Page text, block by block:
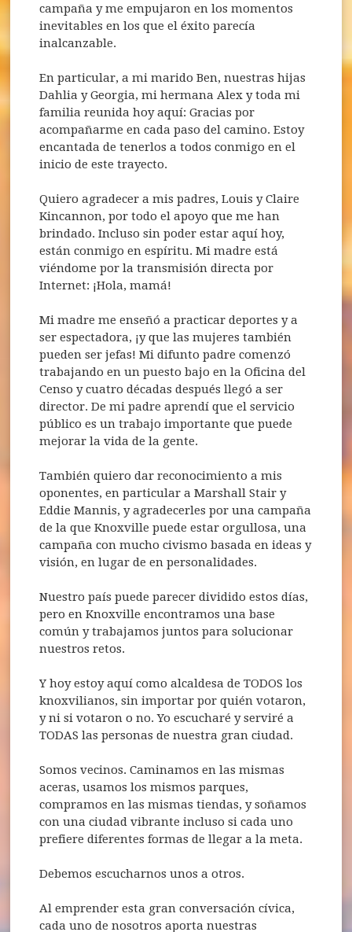
campaña y me empujaron en los momentos
inevitables en los que el éxito parecía
inalcanzable.
En particular, a mi marido Ben, nuestras hijas
Dahlia y Georgia, mi hermana Alex y toda mi
familia reunida hoy aquí: Gracias por
acompañarme en cada paso del camino. Estoy
encantada de tenerlos a todos conmigo en el
inicio de este trayecto.
Quiero agradecer a mis padres, Louis y Claire
Kincannon, por todo el apoyo que me han
brindado. Incluso sin poder estar aquí hoy,
están conmigo en espíritu. Mi madre está
viéndome por la transmisión directa por
Internet: ¡Hola, mamá!
Mi madre me enseñó a practicar deportes y a
ser espectadora, ¡y que las mujeres también
pueden ser jefas! Mi difunto padre comenzó
trabajando en un puesto bajo en la Oficina del
Censo y cuatro décadas después llegó a ser
director. De mi padre aprendí que el servicio
público es un trabajo importante que puede
mejorar la vida de la gente.
También quiero dar reconocimiento a mis
oponentes, en particular a Marshall Stair y
Eddie Mannis, y agradecerles por una campaña
de la que Knoxville puede estar orgullosa, una
campaña con mucho civismo basada en ideas y
visión, en lugar de en personalidades.
Nuestro país puede parecer dividido estos días,
pero en Knoxville encontramos una base
común y trabajamos juntos para solucionar
nuestros retos.
Y hoy estoy aquí como alcaldesa de TODOS los
knoxvilianos, sin importar por quién votaron,
y ni si votaron o no. Yo escucharé y serviré a
TODAS las personas de nuestra gran ciudad.
Somos vecinos. Caminamos en las mismas
aceras, usamos los mismos parques,
compramos en las mismas tiendas, y soñamos
con una ciudad vibrante incluso si cada uno
prefiere diferentes formas de llegar a la meta.
Debemos escucharnos unos a otros.
Al emprender esta gran conversación cívica,
cada uno de nosotros aporta nuestras